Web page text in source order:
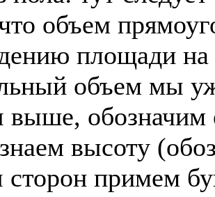
объем
площади на
объем мы
выше, обозначим
высоту
сторон примем